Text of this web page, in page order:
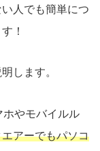
人でも簡単につ
！
します。
ホやモバイルル
アーでもパソコ